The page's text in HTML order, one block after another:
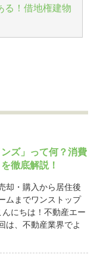
る！借地権建物
ズ」って何？消費
徹底解説！
却・購入から居住後
ムまでワンストップ
にちは！不動産エー
は、不動産業界でよ